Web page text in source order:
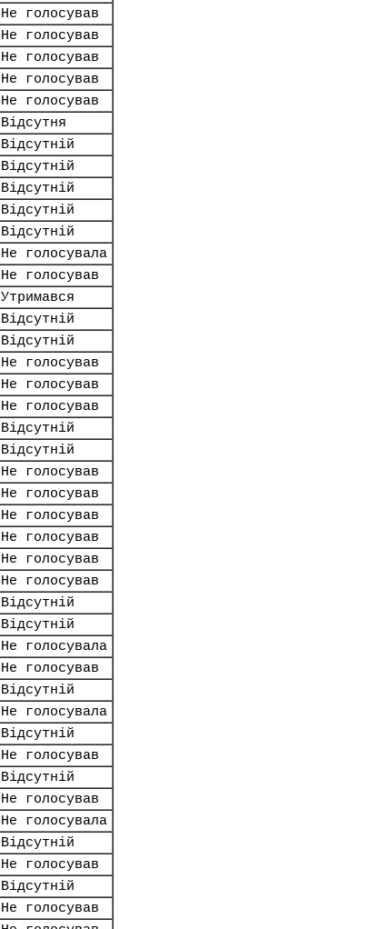
Не голосував
Не голосував
Не голосував
Не голосував
Не голосував
Відсутня
Відсутній
Відсутній
Відсутній
Відсутній
Відсутній
Не голосувала
Не голосував
Утримався
Відсутній
Відсутній
Не голосував
Не голосував
Не голосував
Відсутній
Відсутній
Не голосував
Не голосував
Не голосував
Не голосував
Не голосував
Не голосував
Відсутній
Відсутній
Не голосувала
Не голосував
Відсутній
Не голосувала
Відсутній
Не голосував
Відсутній
Не голосував
Не голосувала
Відсутній
Не голосував
Відсутній
Не голосував